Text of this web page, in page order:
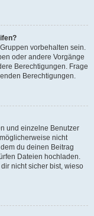
vorbehalten sein.
oder andere Vorgänge
Berechtigungen. Frage
Berechtigungen.
und einzelne Benutzer
nicht
du deinen Beitrag
Dateien hochladen.
nicht sicher bist, wieso